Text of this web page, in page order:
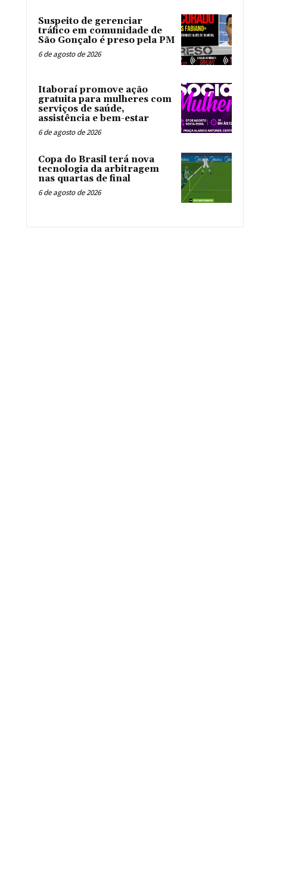
Suspeito de gerenciar
tráfico em comunidade de
São Gonçalo é preso pela PM
6 de agosto de 2026
Itaboraí promove ação
gratuita para mulheres com
serviços de saúde,
assistência e bem-estar
6 de agosto de 2026
Copa do Brasil terá nova
tecnologia da arbitragem
nas quartas de final
6 de agosto de 2026